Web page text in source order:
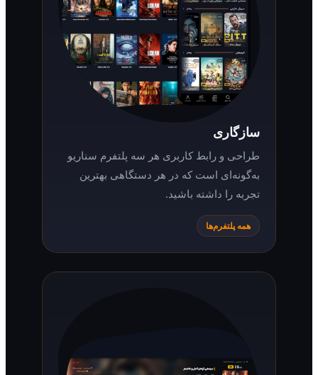
طراحی و رابط کاربری هر سه پلتفرم سناریو
به‌گونه‌ای است که در هر دستگاهی بهترین
تجربه را داشته باشید.
همه پلتفرم‌ها